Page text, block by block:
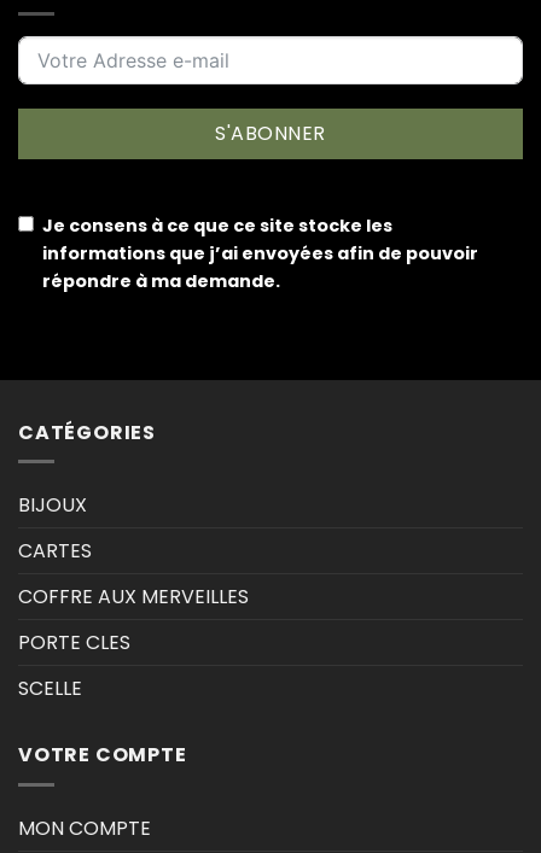
S'ABONNER
Je consens à ce que ce site stocke les
informations que j’ai envoyées afin de pouvoir
répondre à ma demande.
CATÉGORIES
BIJOUX
CARTES
COFFRE AUX MERVEILLES
PORTE CLES
SCELLE
VOTRE COMPTE
MON COMPTE